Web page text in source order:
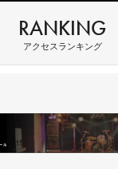
RANKING
アクセスランキング